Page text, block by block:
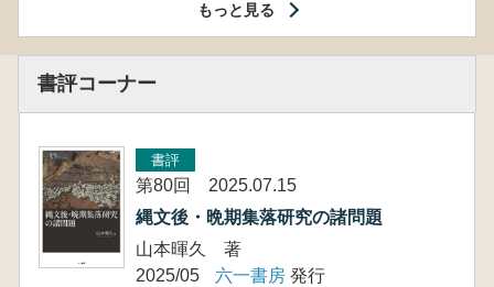
もっと見る
書評コーナー
書評
第80回 2025.07.15
縄文後・晩期集落研究の諸問題
山本暉久 著
2025/05
六一書房 発行